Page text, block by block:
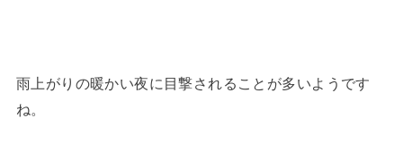
雨上がりの暖かい夜に目撃されることが多いようです
ね。